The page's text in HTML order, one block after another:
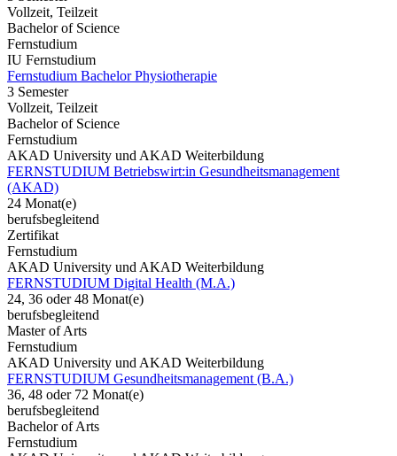
Vollzeit, Teilzeit
Bachelor of Science
Fernstudium
IU Fernstudium
Fernstudium Bachelor Physiotherapie
3 Semester
Vollzeit, Teilzeit
Bachelor of Science
Fernstudium
AKAD University und AKAD Weiterbildung
FERNSTUDIUM Betriebswirt:in Gesundheitsmanagement
(AKAD)
24 Monat(e)
berufsbegleitend
Zertifikat
Fernstudium
AKAD University und AKAD Weiterbildung
FERNSTUDIUM Digital Health (M.A.)
24, 36 oder 48 Monat(e)
berufsbegleitend
Master of Arts
Fernstudium
AKAD University und AKAD Weiterbildung
FERNSTUDIUM Gesundheitsmanagement (B.A.)
36, 48 oder 72 Monat(e)
berufsbegleitend
Bachelor of Arts
Fernstudium